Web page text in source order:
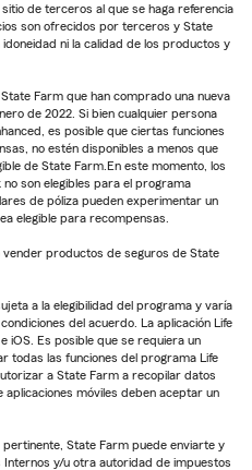
de terceros al que se haga referencia
son ofrecidos por terceros y State
ni la calidad de los productos y
Farm que han comprado una nueva
de 2022. Si bien cualquier persona
es posible que ciertas funciones
no estén disponibles a menos que
de State Farm.En este momento, los
son elegibles para el programa
de póliza pueden experimentar un
elegible para recompensas.
productos de seguros de State
a la elegibilidad del programa y varía
del acuerdo. La aplicación Life
iOS. Es posible que se requiera un
todas las funciones del programa Life
a State Farm a recopilar datos
móviles deben aceptar un
State Farm puede enviarte y
y/u otra autoridad de impuestos